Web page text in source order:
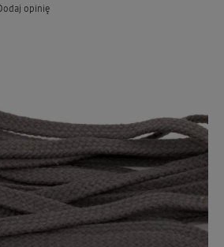
opinię